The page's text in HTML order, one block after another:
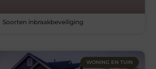
Soorten inbraakbeveiliging
WONING EN TUIN